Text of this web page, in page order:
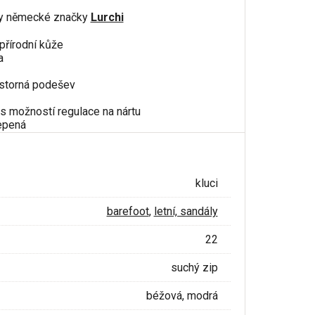
německé značky Lurchi
kůže
podešev
možností regulace na nártu
kluci
barefoot, letní, sandály
22
suchý zip
béžová, modrá